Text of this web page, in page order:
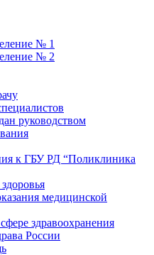
№ 1
№ 2
руководством
к ГБУ РД “Поликлиника
медицинской
здравоохранения
России